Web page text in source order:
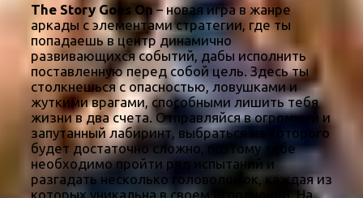
The Story Goes On– новая игра в жанре
аркады с элементами стратегии, где ты
попадаешь в центр динамично
развивающихся событий, дабы исполнить
поставленную перед собой цель. Здесь ты
столкнешься с опасностью, ловушками и
жуткими врагами, способными лишить тебя
жизни в два счета. Отправляйся в огромный и
запутанный лабиринт, выбраться из которого
будет достаточно сложно, поэтому тебе
необходимо пройти ряд испытаний и
разгадать несколько головоломок, каждая из
которых уникальна в своем исполнении. На